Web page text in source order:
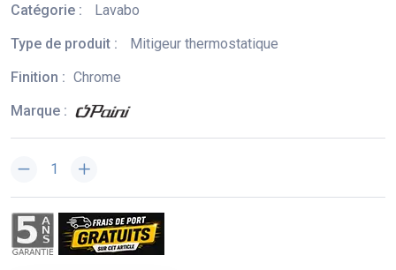
Catégorie :
Lavabo
Type de produit :
Mitigeur thermostatique
Finition : Chrome
Marque :